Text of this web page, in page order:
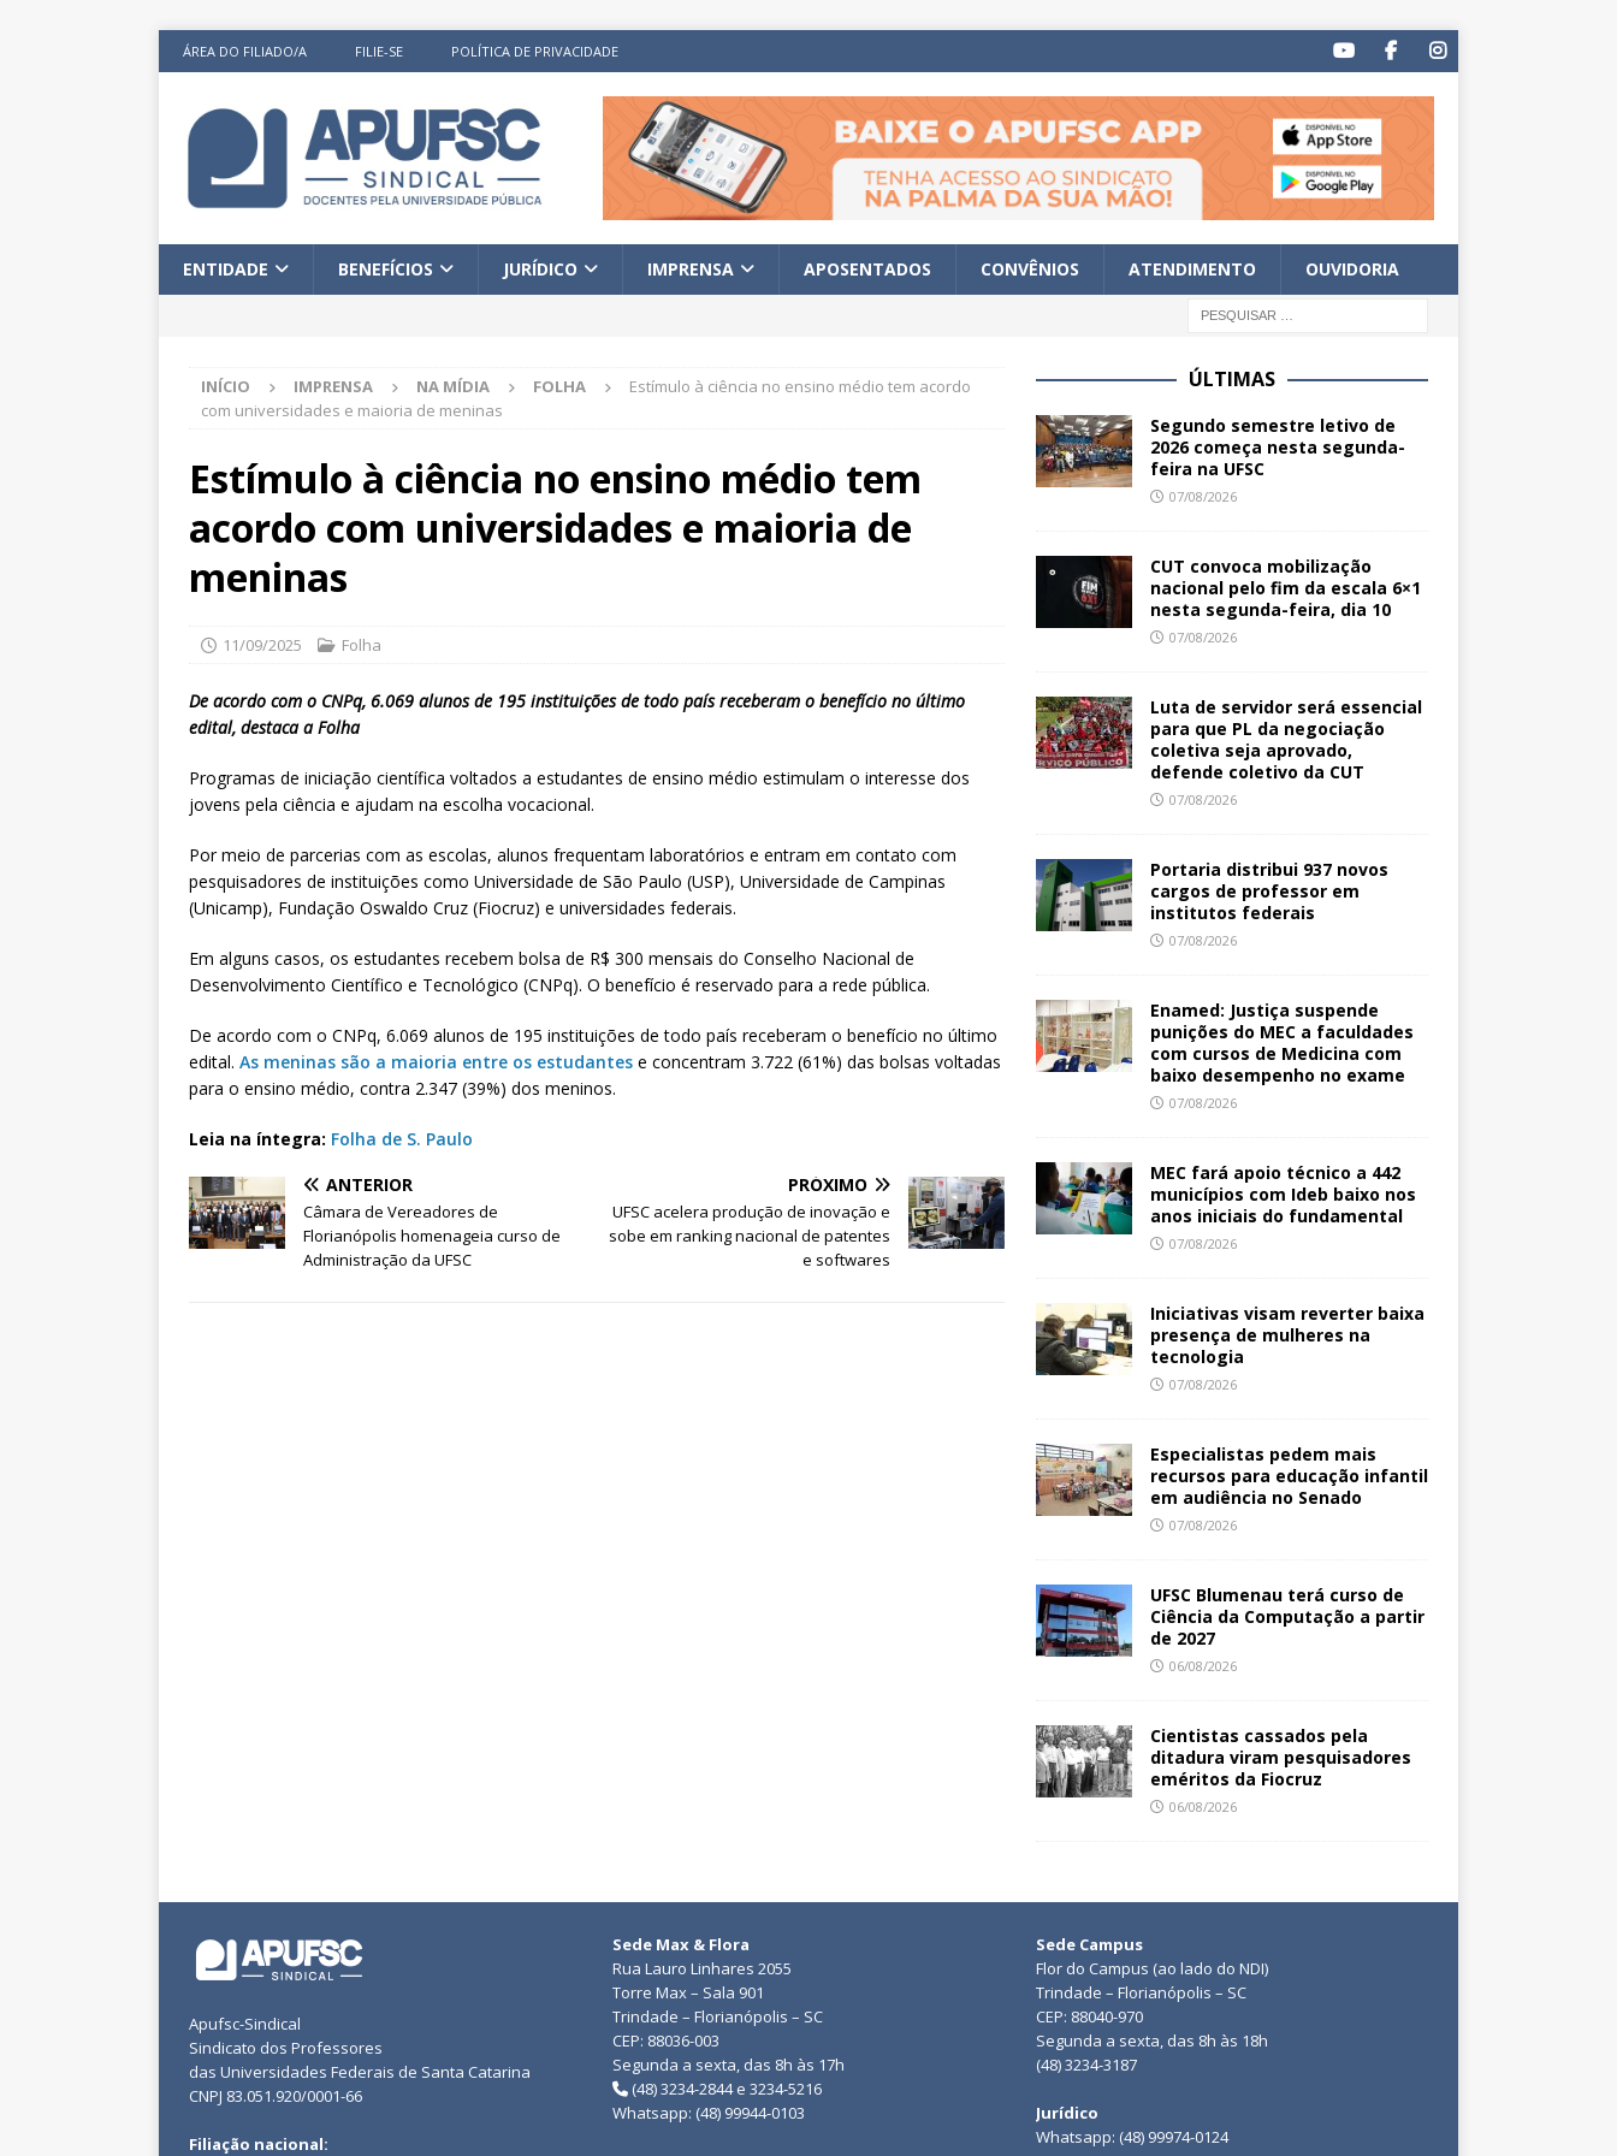
ÁREA DO FILIADO/A FILIE-SE POLÍTICA DE PRIVACIDADE
ENTIDADE BENEFÍCIOS JURÍDICO IMPRENSA APOSENTADOS CONVÊNIOS ATENDIMENTO OUVIDORIA
INÍCIO IMPRENSA NA MÍDIA FOLHA
Estímulo à ciência no ensino médio tem acordo
com universidades e maioria de meninas
Estímulo à ciência no ensino médio tem
acordo com universidades e maioria de
meninas
11/09/2025 Folha
De acordo com o CNPq, 6.069 alunos de 195 instituições de todo país receberam o benefício no último
edital, destaca a Folha
Programas de iniciação científica voltados a estudantes de ensino médio estimulam o interesse dos
jovens pela ciência e ajudam na escolha vocacional.
Por meio de parcerias com as escolas, alunos frequentam laboratórios e entram em contato com
pesquisadores de instituições como Universidade de São Paulo (USP), Universidade de Campinas
(Unicamp), Fundação Oswaldo Cruz (Fiocruz) e universidades federais.
Em alguns casos, os estudantes recebem bolsa de R$ 300 mensais do Conselho Nacional de
Desenvolvimento Científico e Tecnológico (CNPq). O benefício é reservado para a rede pública.
De acordo com o CNPq, 6.069 alunos de 195 instituições de todo país receberam o benefício no último
edital. As meninas são a maioria entre os estudantes e concentram 3.722 (61%) das bolsas voltadas
para o ensino médio, contra 2.347 (39%) dos meninos.
Leia na íntegra: Folha de S. Paulo
ANTERIOR
Câmara de Vereadores de
Florianópolis homenageia curso de
Administração da UFSC
PRÓXIMO
UFSC acelera produção de inovação e
sobe em ranking nacional de patentes
e softwares
ÚLTIMAS
Segundo semestre letivo de
2026 começa nesta segunda-
feira na UFSC
07/08/2026
CUT convoca mobilização
nacional pelo fim da escala 6×1
nesta segunda-feira, dia 10
07/08/2026
Luta de servidor será essencial
para que PL da negociação
coletiva seja aprovado,
defende coletivo da CUT
07/08/2026
Portaria distribui 937 novos
cargos de professor em
institutos federais
07/08/2026
Enamed: Justiça suspende
punições do MEC a faculdades
com cursos de Medicina com
baixo desempenho no exame
07/08/2026
MEC fará apoio técnico a 442
municípios com Ideb baixo nos
anos iniciais do fundamental
07/08/2026
Iniciativas visam reverter baixa
presença de mulheres na
tecnologia
07/08/2026
Especialistas pedem mais
recursos para educação infantil
em audiência no Senado
07/08/2026
UFSC Blumenau terá curso de
Ciência da Computação a partir
de 2027
06/08/2026
Cientistas cassados pela
ditadura viram pesquisadores
eméritos da Fiocruz
06/08/2026
Apufsc-Sindical
Sindicato dos Professores
das Universidades Federais de Santa Catarina
CNPJ 83.051.920/0001-66
Filiação nacional:
Sede Max & Flora
Rua Lauro Linhares 2055
Torre Max – Sala 901
Trindade – Florianópolis – SC
CEP: 88036-003
Segunda a sexta, das 8h às 17h
(48) 3234-2844 e 3234-5216
Whatsapp: (48) 99944-0103
Sede Campus
Flor do Campus (ao lado do NDI)
Trindade – Florianópolis – SC
CEP: 88040-970
Segunda a sexta, das 8h às 18h
(48) 3234-3187
Jurídico
Whatsapp: (48) 99974-0124